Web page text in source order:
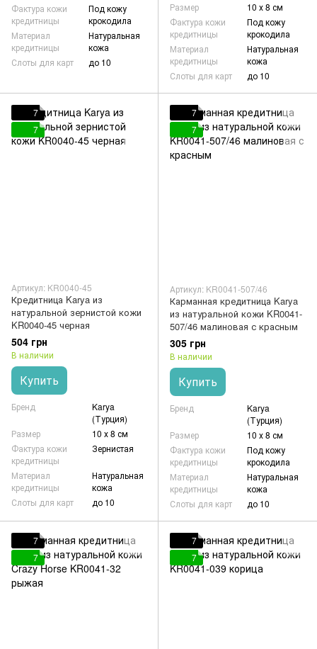
Фактура кожи
кредитницы
Под кожу
крокодила
Материал
кредитницы
Натуральная
кожа
Слоты для карт
до 10
Размер
10 х 8 см
Фактура кожи
кредитницы
Под кожу
крокодила
Материал
кредитницы
Натуральная
кожа
Слоты для карт
до 10
7
7
Артикул: KR0040-45
Кредитница Karya из
натуральной зернистой кожи
KR0040-45 черная
504 грн
В наличии
Купить
Бренд
Karya
(Турция)
Размер
10 х 8 см
Фактура кожи
кредитницы
Зернистая
Материал
кредитницы
Натуральная
кожа
Слоты для карт
до 10
7
7
Артикул: KR0041-507/46
Карманная кредитница Karya
из натуральной кожи KR0041-
507/46 малиновая с красным
305 грн
В наличии
Купить
Бренд
Karya
(Турция)
Размер
10 х 8 см
Фактура кожи
кредитницы
Под кожу
крокодила
Материал
кредитницы
Натуральная
кожа
Слоты для карт
до 10
7
7
7
7